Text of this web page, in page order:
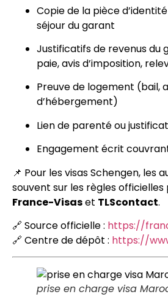
Copie de la pièce
séjour du garant
Justificatifs de revenus du
paie, avis d’imposition,
Preuve de logement (bail,
d’hébergement)
Lien de parenté ou
Engagement écrit
📌 Pour les visas Schengen, les
souvent sur les règles
France-Visaset TLScontact.
🔗 Source officielle : https://
🔗 Centre de dépôt : https://
prise en charge visa